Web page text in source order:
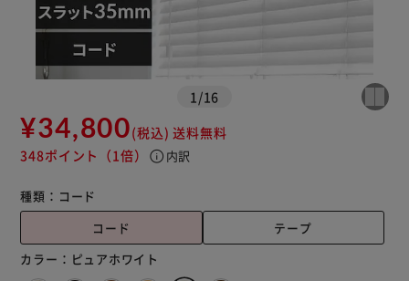
1 /16
¥34,800(税込) 送料無料
348ポイント （1倍） info 内訳
種類： コード
コード
テープ
カラー： ピュアホワイト